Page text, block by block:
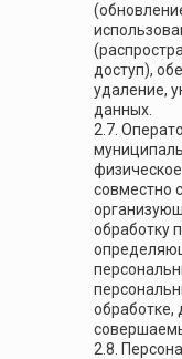
доступ),
удаление,
данных.
2.7.
совместно
обработку
обработке,
2.8.